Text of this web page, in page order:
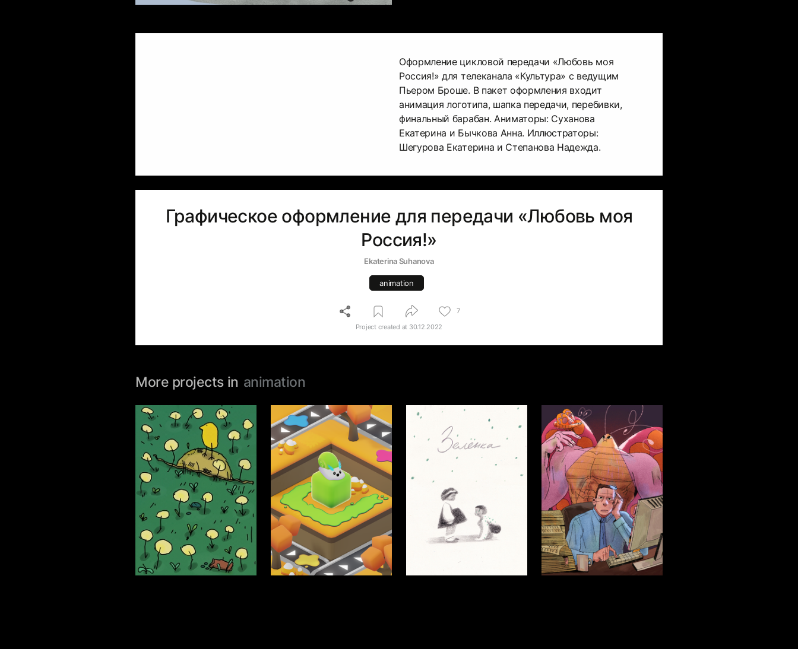
Оформление цикловой передачи «Любовь моя
Россия!» для телеканала «Культура» с ведущим
Пьером Броше. В пакет оформления входит
анимация логотипа, шапка передачи, перебивки,
финальный барабан. Аниматоры: Суханова
Екатерина и Бычкова Анна. Иллюстраторы:
Шегурова Екатерина и Степанова Надежда.
Графическое оформление для передачи «Любовь моя
Россия!»
Ekaterina Suhanova
animation
7
Project created at 30.12.2022
More projects in animation
Multiple Authors 83 Nikol Strizh 66 Kamila Fashutdinova Sasha Vays 69